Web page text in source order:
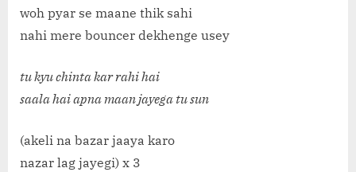
woh pyar se maane thik sahi
nahi mere bouncer dekhenge usey
tu kyu chinta kar rahi hai
saala hai apna maan jayega tu sun
(akeli na bazar jaaya karo
nazar lag jayegi) x 3